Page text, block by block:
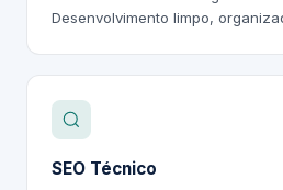
Desenvolvimento limpo,
SEO Técnico